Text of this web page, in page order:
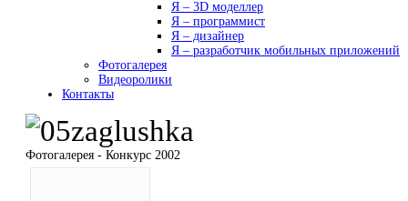
Я – 3D моделлер
Я – программист
Я – дизайнер
Я – разработчик мобильных приложений
Фотогалерея
Видеоролики
Контакты
Фотогалерея - Конкурс 2002